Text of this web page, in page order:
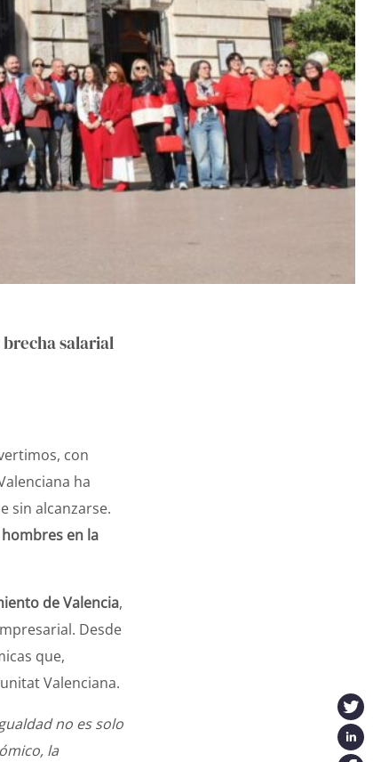
brecha salarial
con
ha
sin alcanzarse.
en la
de Valencia,
Desde
que,
Valenciana.
no es solo
la